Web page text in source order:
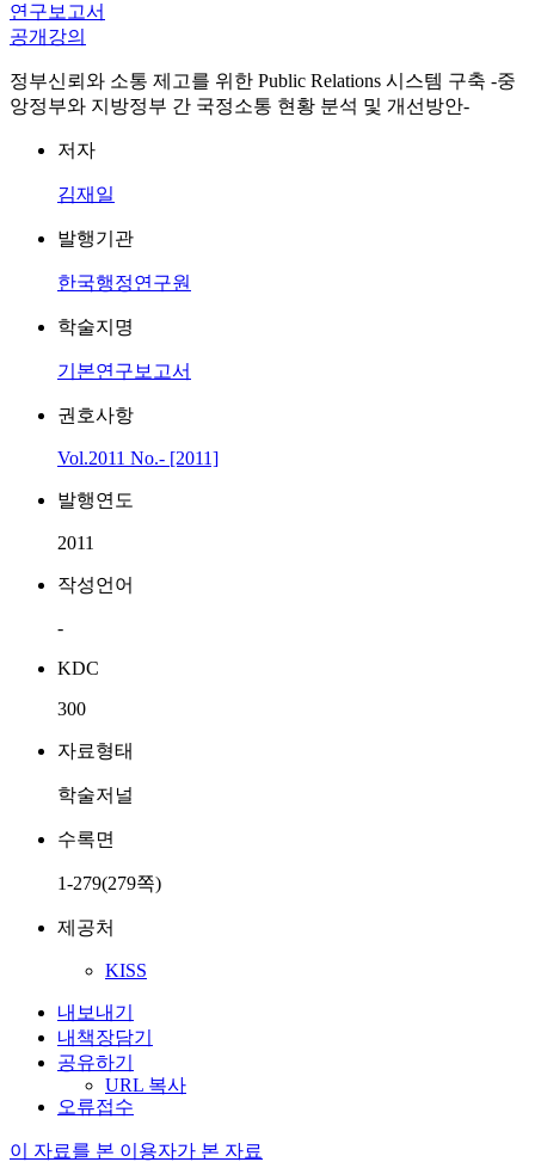
연구보고서
공개강의
정부신뢰와 소통 제고를 위한 Public Relations 시스템 구축 -중
앙정부와 지방정부 간 국정소통 현황 분석 및 개선방안-
저자
김재일
발행기관
한국행정연구원
학술지명
기본연구보고서
권호사항
Vol.2011 No.- [2011]
발행연도
2011
작성언어
-
KDC
300
자료형태
학술저널
수록면
1-279(279쪽)
제공처
KISS
내보내기
내책장담기
공유하기
URL 복사
오류접수
이 자료를 본 이용자가 본 자료